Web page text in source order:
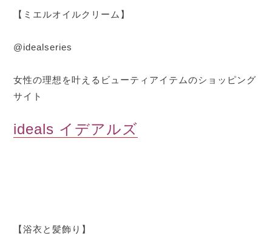
【ミエルオイルクリーム】
@idealseries
女性の理想を叶えるビューティアイテムのショッピング
サイト
ideals イデアルズ
【浴衣と髪飾り】